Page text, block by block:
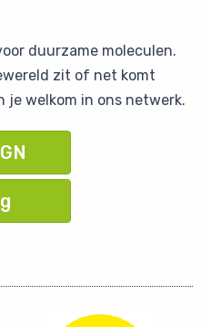
duurzame moleculen.
zit of net komt
je welkom in ons netwerk.